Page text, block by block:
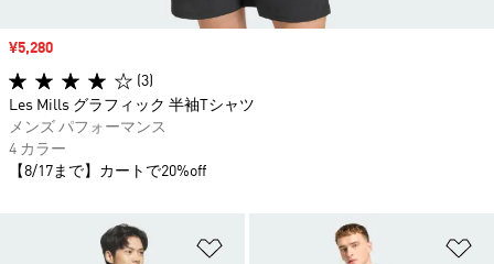
ほしいものリストに追加
セール価格
¥5,280
(3)
Les Mills グラフィック 半袖Tシャツ
メンズ パフォーマンス
4 カラー
【8/17まで】カートで20%off